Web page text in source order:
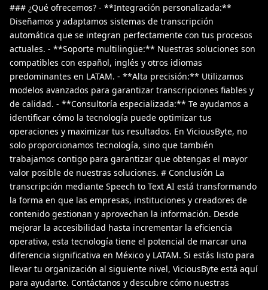
### ¿Qué ofrecemos? - **Integración personalizada:**
Diseñamos y adaptamos sistemas de transcripción
automática que se integran perfectamente con tus procesos
actuales. - **Soporte multilingüe:** Nuestras soluciones son
compatibles con español, inglés y otros idiomas
predominantes en LATAM. - **Alta precisión:** Utilizamos
modelos avanzados para garantizar transcripciones fiables y
de calidad. - **Consultoría especializada:** Te ayudamos a
identificar cómo la tecnología puede optimizar tus
operaciones y maximizar tus resultados. En ViciousByte, no
solo proporcionamos tecnología, sino que también
trabajamos contigo para garantizar que obtengas el mayor
valor posible de nuestras soluciones. # Conclusión La
transcripción mediante Speech to Text AI está transformando
la forma en que las empresas, instituciones y creadores de
contenido gestionan y aprovechan la información. Desde
mejorar la accesibilidad hasta incrementar la eficiencia
operativa, esta tecnología tiene el potencial de marcar una
diferencia significativa en México y LATAM. Si estás listo para
llevar tu organización al siguiente nivel, ViciousByte está aquí
para ayudarte. Contáctanos y descubre cómo nuestras